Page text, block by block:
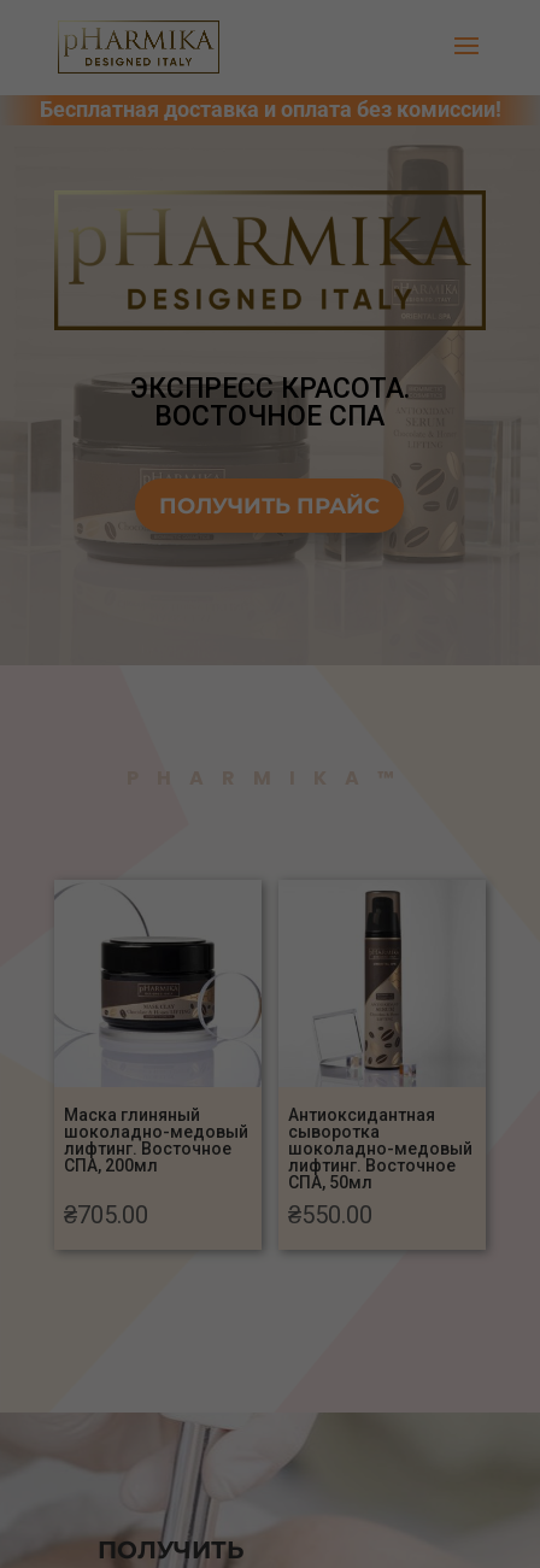
ЭКСПРЕСС КРАСОТА.
ВОСТОЧНОЕ СПА
ПОЛУЧИТЬ ПРАЙС
Маска глиняный
шоколадно-медовый
лифтинг. Восточное
СПА, 200мл
₴705.00
Антиоксидантная
сыворотка
шоколадно-медовый
лифтинг. Восточное
СПА, 50мл
₴550.00
ПОЛУЧИТЬ